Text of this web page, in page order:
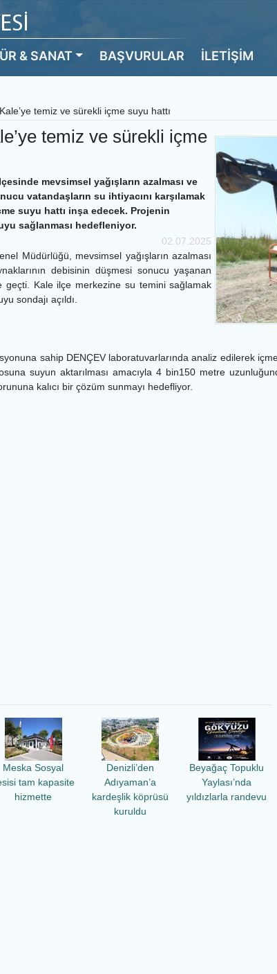
& SANAT BAŞVURULAR İLETİŞİM
temiz ve sürekli içme suyu hattı
temiz ve sürekli içme
mevsimsel yağışların azalması ve
vatandaşların su ihtiyacını karşılamak
suyu hattı inşa edecek. Projenin
sağlanması hedefleniyor.
02.07.2025
Müdürlüğü, mevsimsel yağışların azalması
debisinin düşmesi sonucu yaşanan
geçti. Kale ilçe merkezine su temini sağlamak
sondajı açıldı.
sahip DENÇEV laboratuvarlarında analiz edilerek
suyun aktarılması amacıyla 4 bin150 metre
kalıcı bir çözüm sunmayı hedefliyor.
Meska Sosyal
tam kapasite
hizmette
Denizli’den
Adıyaman’a
kardeşlik köprüsü
kuruldu
Beyağaç Topuklu
Yaylası’nda
yıldızlarla randevu